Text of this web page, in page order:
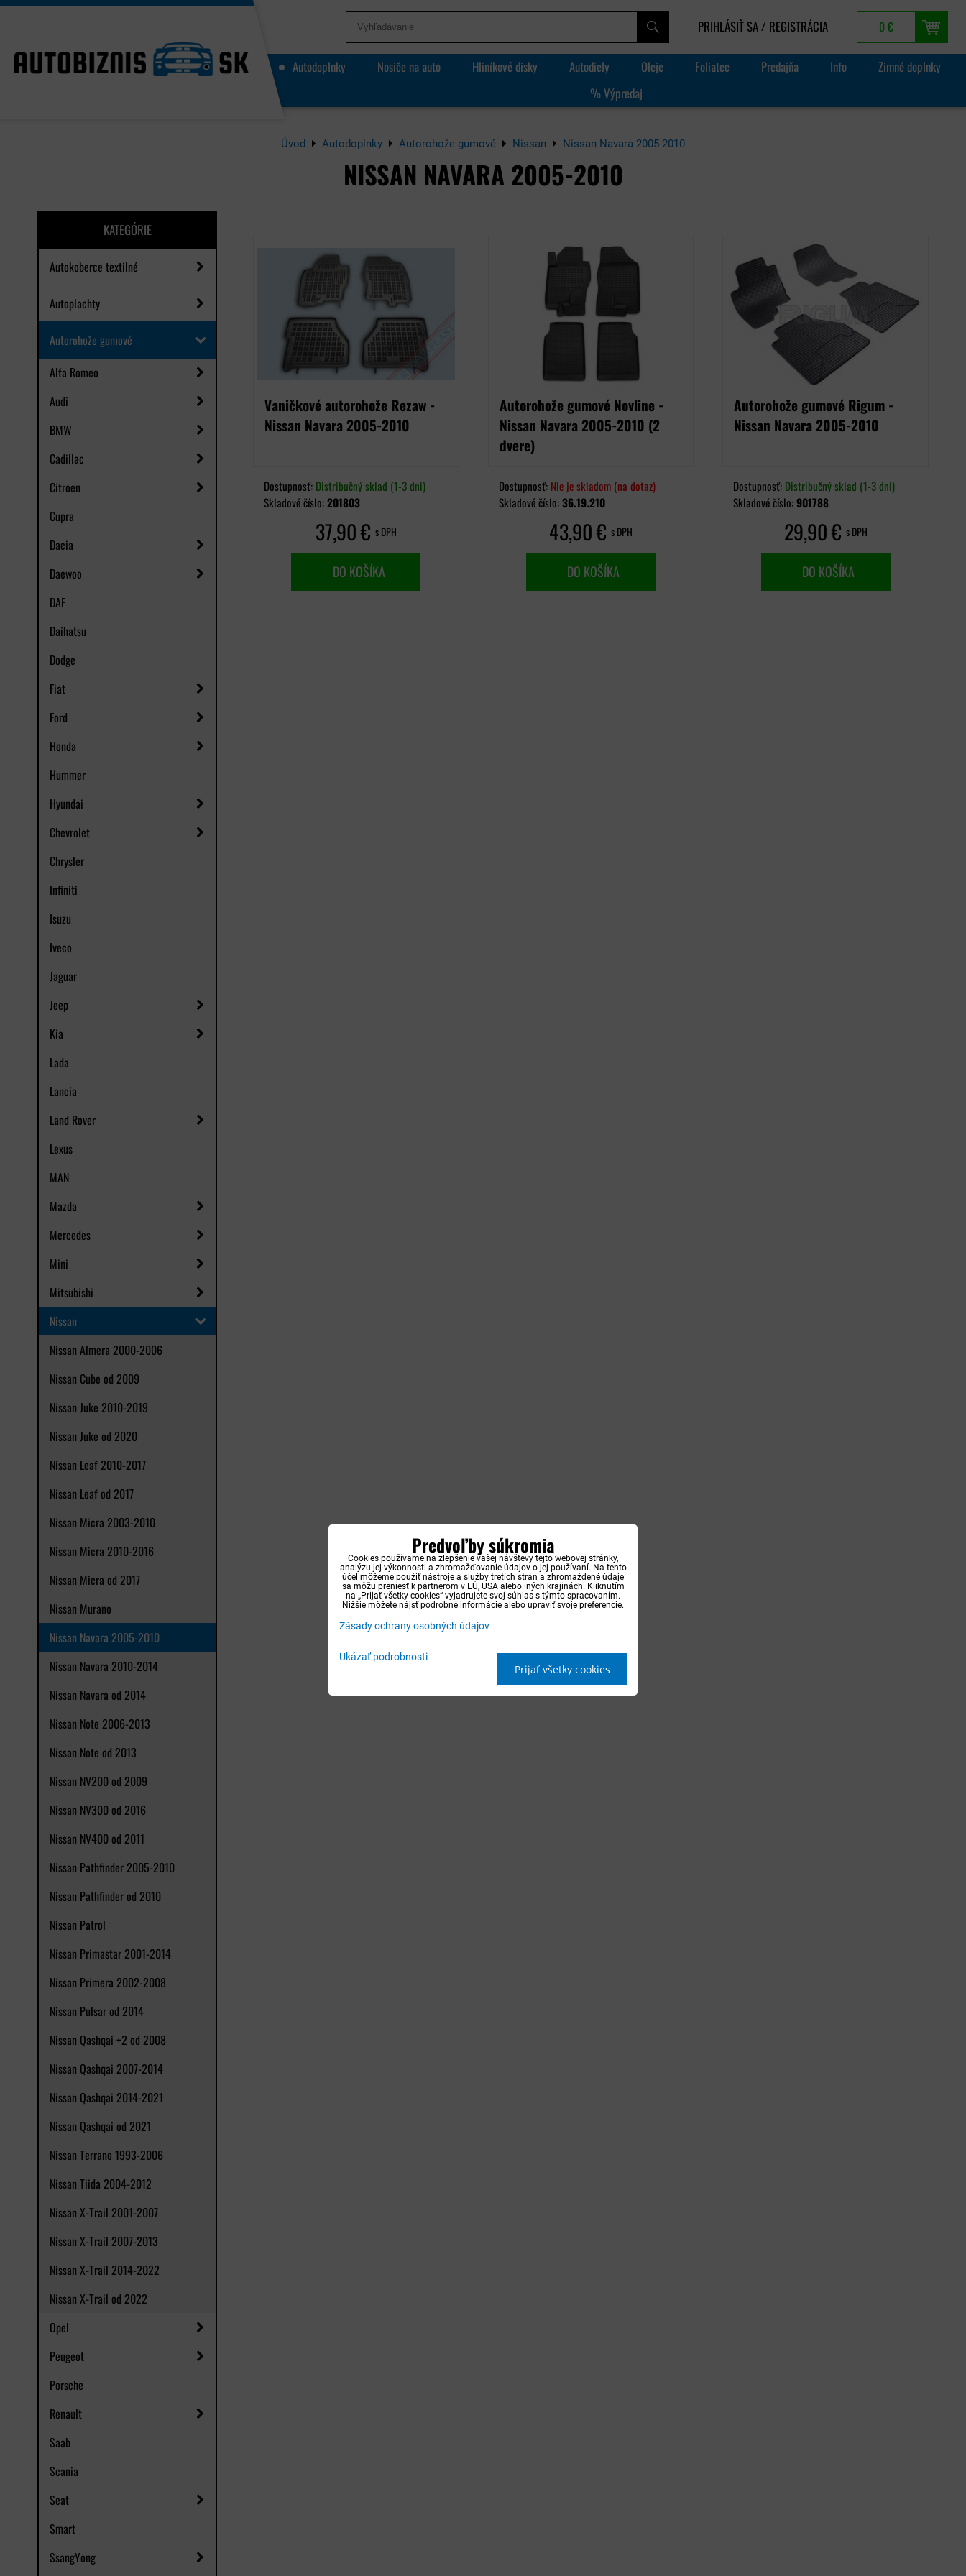
PRIHLÁSIŤ SA / REGISTRÁCIA 0 €
Autodoplnky Nosiče na auto Hliníkové disky Autodiely Oleje Foliatec Predajňa Info
Zimné doplnky
% Výpredaj
Úvod Autodoplnky Autorohože gumové Nissan Nissan Navara 2005-2010
NISSAN NAVARA 2005-2010
KATEGÓRIE
Autokoberce textilné
Autoplachty
Autorohože gumové
Alfa Romeo
Audi
BMW
Cadillac
Citroen
Cupra
Dacia
Daewoo
DAF
Daihatsu
Dodge
Fiat
Ford
Honda
Hummer
Hyundai
Chevrolet
Chrysler
Infiniti
Isuzu
Iveco
Jaguar
Jeep
Kia
Lada
Lancia
Land Rover
Lexus
MAN
Mazda
Mercedes
Mini
Mitsubishi
Nissan
Nissan Almera 2000-2006
Nissan Cube od 2009
Nissan Juke 2010-2019
Nissan Juke od 2020
Nissan Leaf 2010-2017
Nissan Leaf od 2017
Nissan Micra 2003-2010
Nissan Micra 2010-2016
Nissan Micra od 2017
Nissan Murano
Nissan Navara 2005-2010
Nissan Navara 2010-2014
Nissan Navara od 2014
Nissan Note 2006-2013
Nissan Note od 2013
Nissan NV200 od 2009
Nissan NV300 od 2016
Nissan NV400 od 2011
Nissan Pathfinder 2005-2010
Nissan Pathfinder od 2010
Nissan Patrol
Nissan Primastar 2001-2014
Nissan Primera 2002-2008
Nissan Pulsar od 2014
Nissan Qashqai +2 od 2008
Nissan Qashqai 2007-2014
Nissan Qashqai 2014-2021
Nissan Qashqai od 2021
Nissan Terrano 1993-2006
Nissan Tiida 2004-2012
Nissan X-Trail 2001-2007
Nissan X-Trail 2007-2013
Nissan X-Trail 2014-2022
Nissan X-Trail od 2022
Opel
Peugeot
Porsche
Renault
Saab
Scania
Seat
Smart
SsangYong
Vaničkové autorohože Rezaw -
Nissan Navara 2005-2010
Dostupnosť: Distribučný sklad (1-3 dni)
Skladové číslo:201803
37,90 € s DPH
DO KOŠÍKA
Autorohože gumové Novline -
Nissan Navara 2005-2010 (2
dvere)
Dostupnosť: Nie je skladom (na dotaz)
Skladové číslo:36.19.210
43,90 € s DPH
DO KOŠÍKA
Autorohože gumové Rigum -
Nissan Navara 2005-2010
Dostupnosť: Distribučný sklad (1-3 dni)
Skladové číslo:901788
29,90 € s DPH
DO KOŠÍKA
Predvoľby súkromia
Cookies používame na zlepšenie vašej návštevy tejto webovej stránky,
analýzu jej výkonnosti a zhromažďovanie údajov o jej používaní. Na tento
účel môžeme použiť nástroje a služby tretích strán a zhromaždené údaje
sa môžu preniesť k partnerom v EÚ, USA alebo iných krajinách. Kliknutím
na „Prijať všetky cookies“ vyjadrujete svoj súhlas s týmto spracovaním.
Nižšie môžete nájsť podrobné informácie alebo upraviť svoje preferencie.
Zásady ochrany osobných údajov
Ukázať podrobnosti
Prijať všetky cookies